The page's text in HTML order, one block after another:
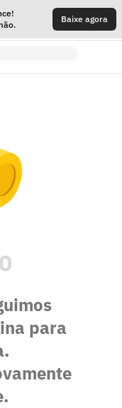
Baixe agora
para